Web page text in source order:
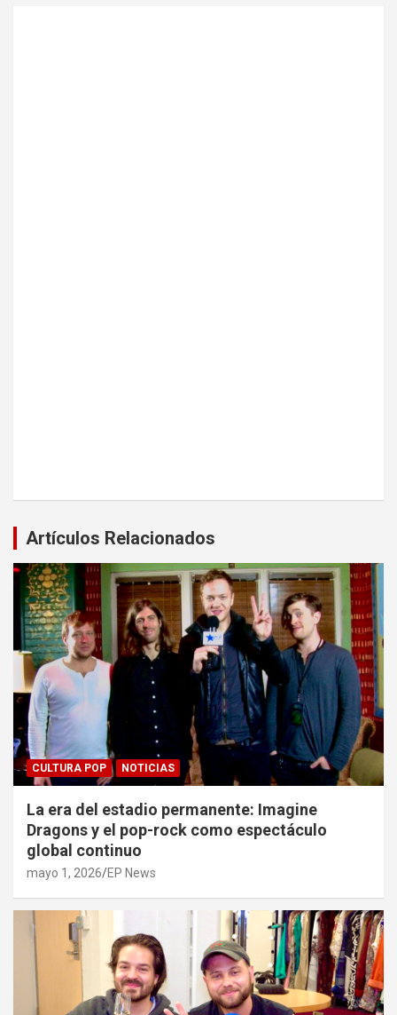
Artículos Relacionados
CULTURA POP NOTICIAS
La era del estadio permanente: Imagine
Dragons y el pop-rock como espectáculo
global continuo
mayo 1, 2026 EP News